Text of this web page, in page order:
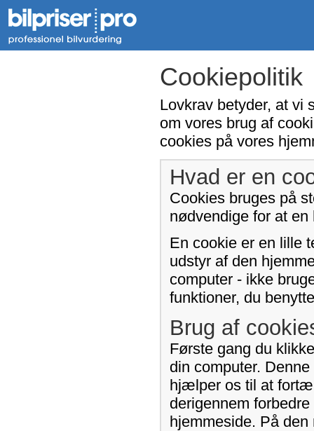
Cookiepolitik
Lovkrav betyder, at vi
om vores brug af
cookies på vores
Hvad er en
Cookies bruges på
nødvendige for at
En cookie er en lille
udstyr af den
computer - ikke
funktioner, du
Brug af
Første gang du
din computer.
hjælper os til at
derigennem
hjemmeside. På